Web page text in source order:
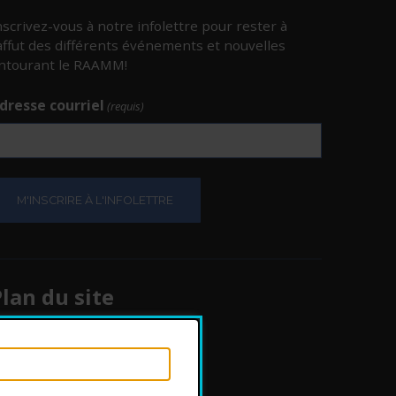
vous à notre infolettre pour rester à
des différents événements et nouvelles
le RAAMM!
courriel (requis)
du site
des